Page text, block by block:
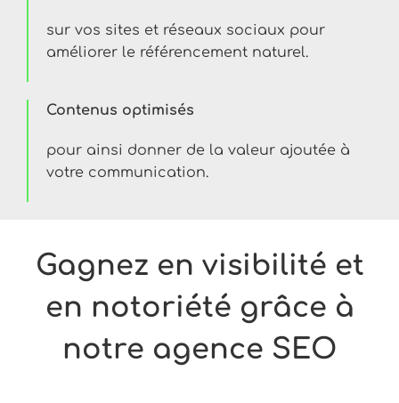
sur vos sites et réseaux sociaux pour
améliorer le référencement naturel.
Contenus optimisés
pour ainsi donner de la valeur ajoutée à
votre communication.
Gagnez en visibilité et
en notoriété grâce à
notre agence SEO